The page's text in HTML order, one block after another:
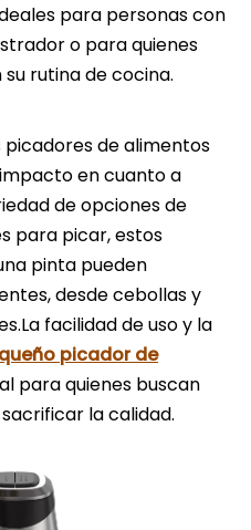
para personas con
o para quienes
rutina de cocina.
picadores de alimentos
en cuanto a
de opciones de
para picar, estos
pinta pueden
desde cebollas y
facilidad de uso y la
picador de
para quienes buscan
la calidad.